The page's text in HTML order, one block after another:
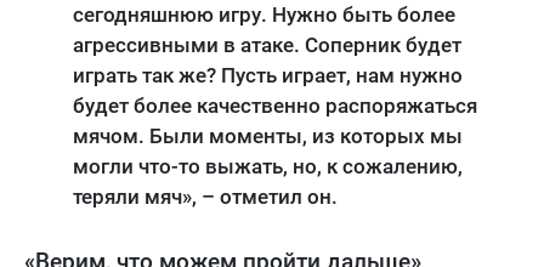
сегодняшнюю игру. Нужно быть более
агрессивными в атаке. Соперник будет
играть так же? Пусть играет, нам нужно
будет более качественно распоряжаться
мячом. Были моменты, из которых мы
могли что-то выжать, но, к сожалению,
теряли мяч», – отметил он.
«Верим, что можем пройти дальше»